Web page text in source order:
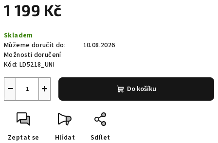
1 199 Kč
cena:
Skladem
Můžeme doručit do:
10.08.2026
Možnosti doručení
Kód: LD5218_UNI
+
− Do košíku
Zeptat se Hlídat Sdílet